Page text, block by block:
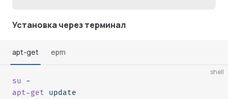
Установка через терминал
apt-get epm
shell
su -
apt-get update